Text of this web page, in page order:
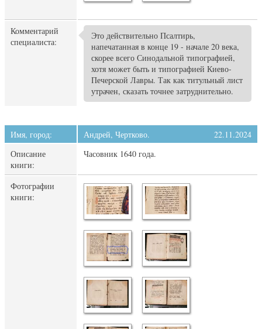
Комментарий
специалиста:
Это действительно Псалтирь,
напечатанная в конце 19 - начале 20 века,
скорее всего Синодальной типографией,
хотя может быть и типографией Киево-
Печерской Лавры. Так как титульный лист
утрачен, сказать точнее затруднительно.
Имя, город: Андрей, Чертково.
22.11.2024
Описание
книги:
Часовник 1640 года.
Фотографии
книги: